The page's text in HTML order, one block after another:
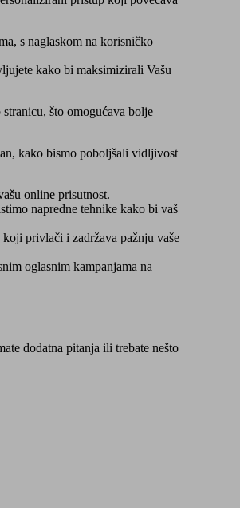
s naglaskom na korisničko
kako bi maksimizirali Vašu
što omogućava bolje
kako bismo poboljšali vidljivost
online prisutnost.
napredne tehnike kako bi vaš
privlači i zadržava pažnju vaše
oglasnim kampanjama na
dodatna pitanja ili trebate nešto